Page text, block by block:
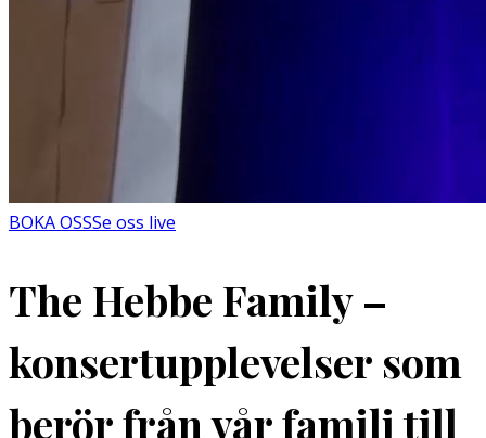
BOKA OSSSe oss live
The Hebbe Family –
konsertupplevelser som
berör från vår familj till